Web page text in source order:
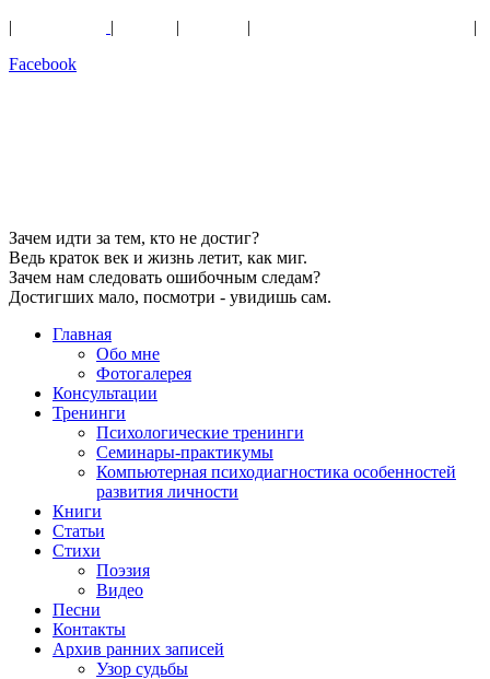
| | | |
|
Facebook
Зачем идти за тем, кто не достиг?
Ведь краток век и жизнь летит, как миг.
Зачем нам следовать ошибочным следам?
Достигших мало, посмотри - увидишь сам.
Главная
Обо мне
Фотогалерея
Консультации
Тренинги
Психологические тренинги
Семинары-практикумы
Компьютерная психодиагностика особенностей
развития личности
Книги
Статьи
Стихи
Поэзия
Видео
Песни
Контакты
Архив ранних записей
Узор судьбы